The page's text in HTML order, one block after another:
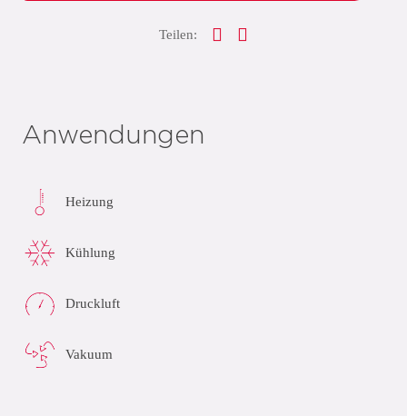
Teilen:
Anwendungen
Heizung
Kühlung
Druckluft
Vakuum